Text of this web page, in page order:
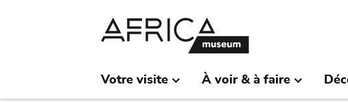
Votre visite À voir & à faire